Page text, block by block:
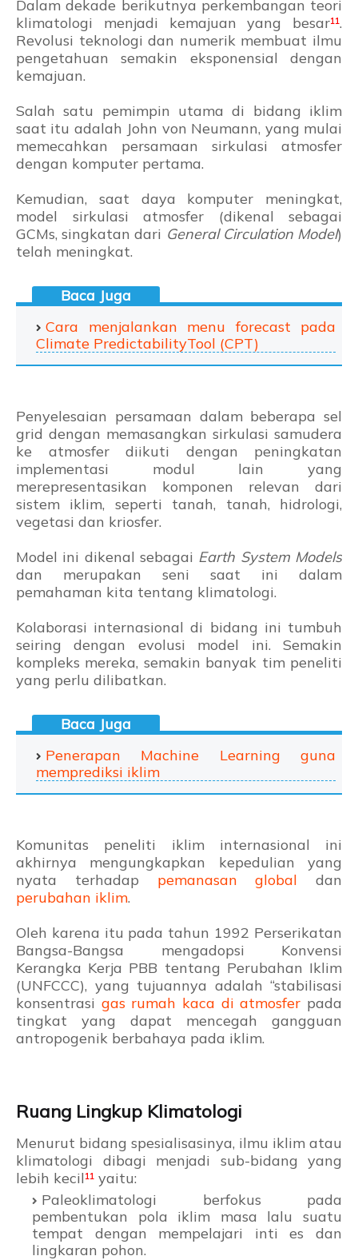
Dalam dekade berikutnya perkembangan teori
klimatologi menjadi kemajuan yang besar¹¹.
Revolusi teknologi dan numerik membuat ilmu
pengetahuan semakin eksponensial dengan
kemajuan.
Salah satu pemimpin utama di bidang iklim
saat itu adalah John von Neumann, yang mulai
memecahkan persamaan sirkulasi atmosfer
dengan komputer pertama.
Kemudian, saat daya komputer meningkat,
model sirkulasi atmosfer (dikenal sebagai
GCMs, singkatan dari General Circulation Model)
telah meningkat.
Cara menjalankan menu forecast pada
Climate PredictabilityTool (CPT)
Penyelesaian persamaan dalam beberapa sel
grid dengan memasangkan sirkulasi samudera
ke atmosfer diikuti dengan peningkatan
implementasi modul lain yang
merepresentasikan komponen relevan dari
sistem iklim, seperti tanah, tanah, hidrologi,
vegetasi dan kriosfer.
Model ini dikenal sebagai Earth System Models
dan merupakan seni saat ini dalam
pemahaman kita tentang klimatologi.
Kolaborasi internasional di bidang ini tumbuh
seiring dengan evolusi model ini. Semakin
kompleks mereka, semakin banyak tim peneliti
yang perlu dilibatkan.
Penerapan Machine Learning guna
memprediksi iklim
Komunitas peneliti iklim internasional ini
akhirnya mengungkapkan kepedulian yang
nyata terhadap pemanasan global dan
perubahan iklim.
Oleh karena itu pada tahun 1992 Perserikatan
Bangsa-Bangsa mengadopsi Konvensi
Kerangka Kerja PBB tentang Perubahan Iklim
(UNFCCC), yang tujuannya adalah “stabilisasi
konsentrasi gas rumah kaca di atmosfer pada
tingkat yang dapat mencegah gangguan
antropogenik berbahaya pada iklim.
Ruang Lingkup Klimatologi
Menurut bidang spesialisasinya, ilmu iklim atau
klimatologi dibagi menjadi sub-bidang yang
lebih kecil¹¹ yaitu:
Paleoklimatologi berfokus pada
pembentukan pola iklim masa lalu suatu
tempat dengan mempelajari inti es dan
lingkaran pohon.